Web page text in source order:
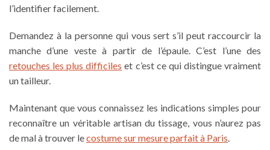
l’identifier facilement.
Demandez à la personne qui vous sert s’il peut raccourcir la
manche d’une veste à partir de l’épaule. C’est l’une des
retouches les plus difficiles et c’est ce qui distingue vraiment
un tailleur.
Maintenant que vous connaissez les indications simples pour
reconnaître un véritable artisan du tissage, vous n’aurez pas
de mal à trouver lecostume sur mesure parfait à Paris.